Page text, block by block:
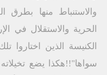
والاستنباط منها بطرق
الحرية والاستقلال في
الكنيسة الذين اختاروا
سواها"!!هكذا يضع تخيلاته